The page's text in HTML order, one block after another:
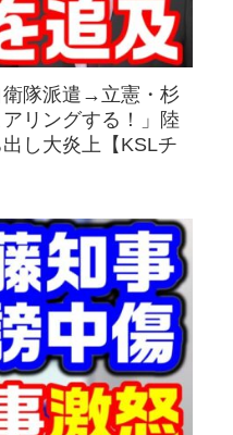
衛隊派遣→立憲・杉
リングする！」陸
し大炎上【KSLチ